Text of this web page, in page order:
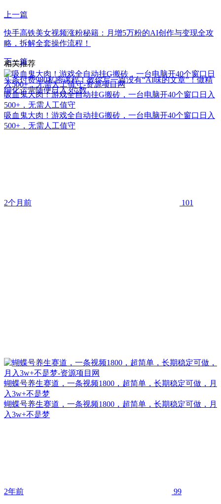
上一篇
快手高铁美女视频涨粉秘籍：月增5万粉的AI创作与变现全攻
略，拆解全套操作流程！
下一篇
头条付费980私密课程！教你写一篇没有“AI味的文章”！做精
细化运营随便日入3位数
相关推荐
吸血鬼大肉！游戏全自动挂G搬砖，一台电脑开40个窗口日入
500+，无需人工值守
吸血鬼大肉！游戏全自动挂G搬砖，一台电脑开40个窗口日入
500+，无需人工值守
2个月前 101
蝴蝶号养生赛道，一条视频1800，超简单，长期稳定可做，月
入3w+不是梦
蝴蝶号养生赛道，一条视频1800，超简单，长期稳定可做，月
入3w+不是梦
2年前 99